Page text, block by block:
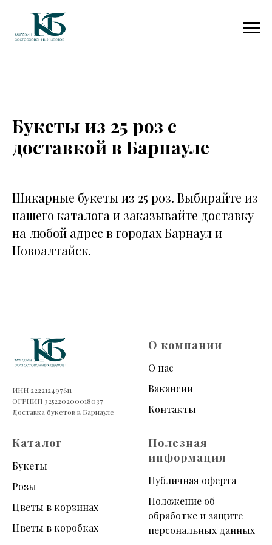
Букеты из 25 роз с
доставкой в Барнауле
Шикарные букеты из 25 роз. Выбирайте из
нашего каталога и заказывайте доставку
на любой адрес в городах Барнаул и
Новоалтайск.
ИНН 222212497611
ОГРНИП 325220200018037
Доставка букетов в Барнауле
О компании
О нас
Вакансии
Контакты
Каталог
Букеты
Розы
Цветы в корзинах
Цветы в коробках
Полезная
информация
Публичная оферта
Положение об
обработке и защите
персональных данных